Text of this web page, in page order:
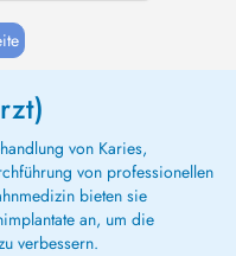
les
von Karies,
von professionellen
bieten sie
an, um die
verbessern.